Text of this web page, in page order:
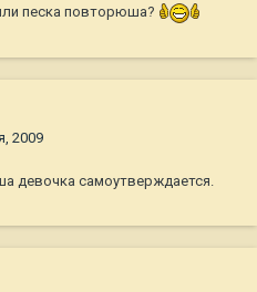
песка повторюша?
2009
девочка самоутверждается.